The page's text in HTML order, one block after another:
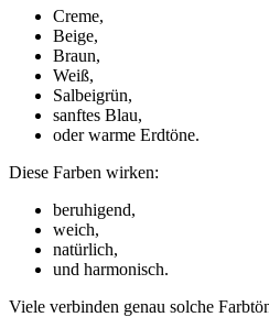
Creme,
Beige,
Braun,
Weiß,
Salbeigrün,
sanftes Blau,
oder warme Erdtöne.
Diese Farben wirken:
beruhigend,
weich,
natürlich,
und harmonisch.
Viele verbinden genau solche